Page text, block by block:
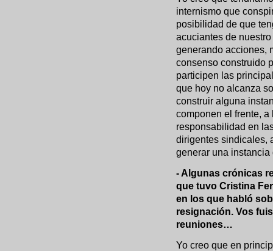
internismo que
posibilidad de que
acuciantes de
generando acciones,
consenso construido
participen las
que hoy no alcanza
construir alguna
componen el frente,
responsabilidad en
dirigentes sindicales,
generar una
- Algunas crónicas
que tuvo Cristina
en los que habló
resignación. Vos
reuniones…
Yo creo que en